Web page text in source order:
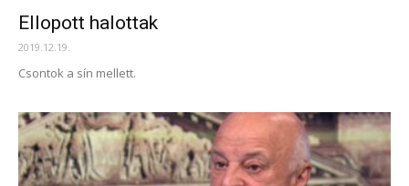
Ellopott halottak
2019.12.19.
Csontok a sín mellett.